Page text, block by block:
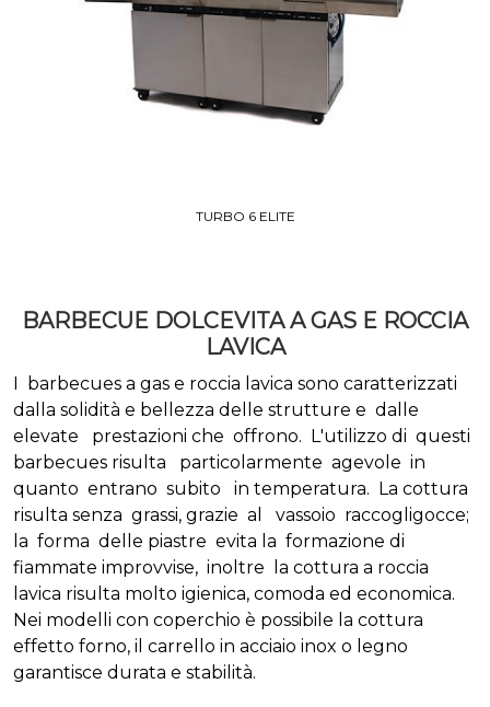
TURBO 6 ELITE
BARBECUE DOLCEVITA A GAS E ROCCIA
LAVICA
I barbecues a gas e roccia lavica sono caratterizzati
dalla solidità e bellezza delle strutture e dalle
elevate prestazioni che offrono. L'utilizzo di questi
barbecues risulta particolarmente agevole in
quanto entrano subito in temperatura. La cottura
risulta senza grassi, grazie al vassoio raccogligocce;
la forma delle piastre evita la formazione di
fiammate improvvise, inoltre la cottura a roccia
lavica risulta molto igienica, comoda ed economica.
Nei modelli con coperchio è possibile la cottura
effetto forno, il carrello in acciaio inox o legno
garantisce durata e stabilità.